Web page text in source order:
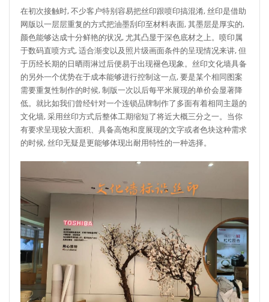
在初次接触时, 不少客户特别容易把丝印跟喷印搞混淆, 丝印是借助
网版以一层层重复的方式把油墨刮印至材料表面, 其墨层是厚实的,
颜色能够达成十分鲜艳的状况, 尤其凸显于深色底材之上。喷印属
于数码直喷方式, 适合渐变以及照片级画面条件的呈现情况来讲, 但
于历经长期的日晒雨淋过后便易于出现褪色现象。丝印文化墙具备
的另外一个优势在于成本能够进行控制这一点, 要是某个相同图案
需要重复性制作的时候, 制版一次以后每平米展现的单价会显著降
低。就比如我们曾经针对一个连锁品牌制作了多面有着相同主题的
文化墙, 采用丝印方式后整体工期缩短了将近大概三分之一。当你
有要求呈现较大面积、具备高饱和度展现的文字或者色块这种需求
的时候, 丝印无疑是更能够体现出耐用特性的一种选择。